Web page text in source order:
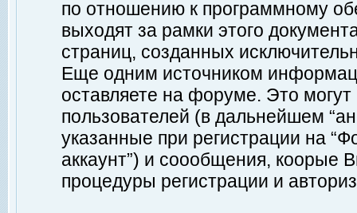
по отношению к программному
выходят за рамки этого
страниц, созданных
Еще одним источником
оставляете на форуме. Это
пользователей (в дальнейшем
указанные при регистрации на
аккаунт”) и соообщения, коорые
процедуры регистрации и